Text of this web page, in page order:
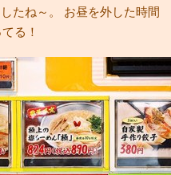
たね～。 お昼を外した時間
る！